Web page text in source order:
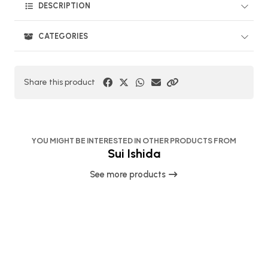
DESCRIPTION
CATEGORIES
Share this product
YOU MIGHT BE INTERESTED IN OTHER PRODUCTS FROM
Sui Ishida
See more products